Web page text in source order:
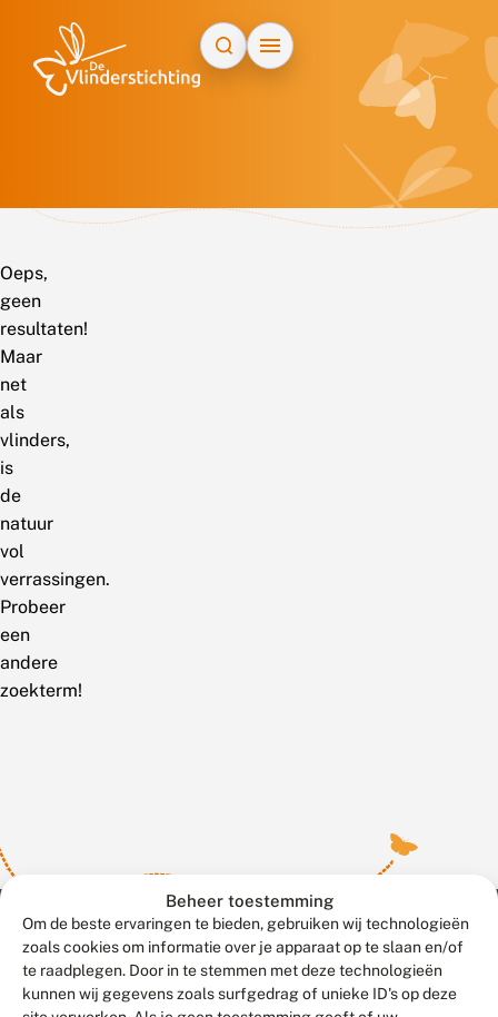
Beheer toestemming
Om de beste ervaringen te bieden, gebruiken wij technologieën
zoals cookies om informatie over je apparaat op te slaan en/of
te raadplegen. Door in te stemmen met deze technologieën
kunnen wij gegevens zoals surfgedrag of unieke ID's op deze
Oeps,
geen
resultaten!
Maar
net
als
vlinders,
is
de
natuur
vol
verrassingen.
Probeer
een
andere
zoekterm!
Meld waarnemingen© 2026 Vlinderstichting
Duurzaam ontwikkeld door
Go2People
, ontworpen door